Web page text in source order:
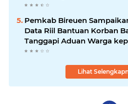
Pemkab Bireuen
Data Riil Bantuan Korban
Tanggapi Aduan Warga
Wapres
Lihat